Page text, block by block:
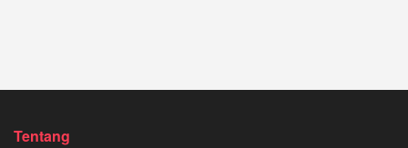
Tentang